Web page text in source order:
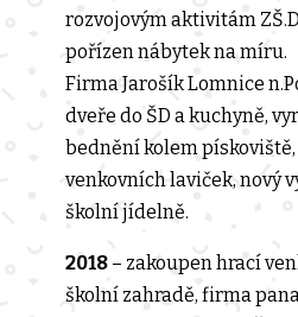
rozvojovým aktivitám
pořízen nábytek na míru.
Firma Jarošík Lomnice
dveře do ŠD a kuchyně,
bednění kolem pískoviště,
venkovních laviček, nový
školní jídelně.
2018– zakoupen hrací
školní zahradě, firma